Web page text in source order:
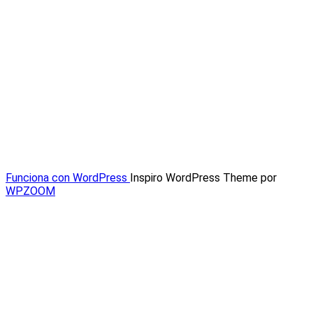
Funciona con WordPress Inspiro WordPress Theme por
WPZOOM